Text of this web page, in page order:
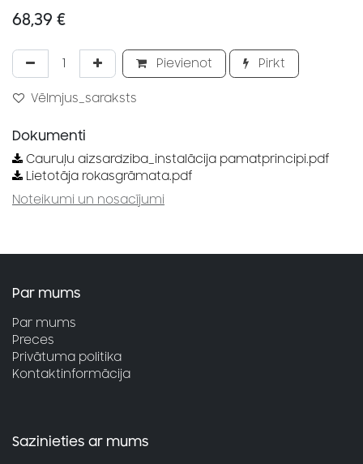
68,39 €
Pievienot Pirkt
Vēlmjus_saraksts
Dokumenti
Cauruļu aizsardziba_instalācija pamatprincipi.pdf
Lietotāja rokasgrāmata.pdf
Noteikumi un nosacījumi
Par mums
Par mums
Preces
Privātuma politika
Kontaktinformācija
Sazinieties ar mums